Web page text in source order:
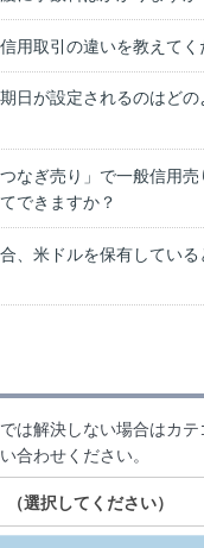
用取引の違いを教えてく
日が設定されるのはどの
なぎ売り」で一般信用売
できますか？
、米ドルを保有している
は解決しない場合はカ
合わせください。
（選択してください）